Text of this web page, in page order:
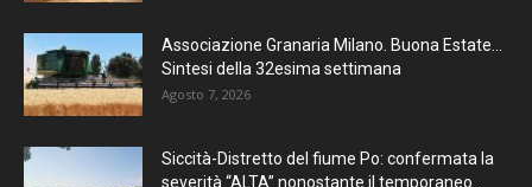
Associazione Granaria Milano. Buona Estate…
Sintesi della 32esima settimana
Agosto 7, 2026
Siccità-Distretto del fiume Po: confermata la
severità “ALTA” nonostante il temporaneo...